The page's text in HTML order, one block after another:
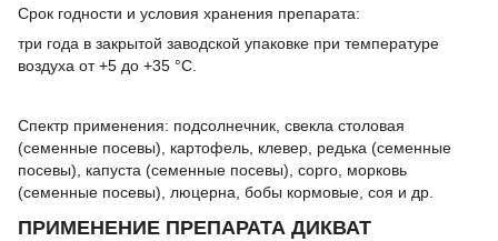
Срок годности и условия хранения препарата:
три года в закрытой заводской упаковке при температуре
воздуха от +5 до +35 °С.
Спектр применения: подсолнечник, свекла столовая
(семенные посевы), картофель, клевер, редька (семенные
посевы), капуста (семенные посевы), сорго, морковь
(семенные посевы), люцерна, бобы кормовые, соя и др.
ПРИМЕНЕНИЕ ПРЕПАРАТА ДИКВАТ